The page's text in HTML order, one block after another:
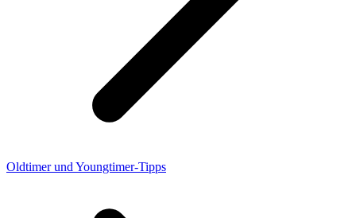
Oldtimer und Youngtimer-Tipps